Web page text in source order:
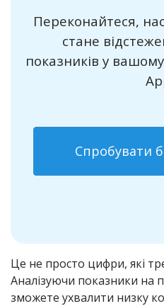
Переконайтеся,
стане
показників у
Спробувати
Це не просто цифри, які
Аналізуючи показники на
зможете ухвалити низку